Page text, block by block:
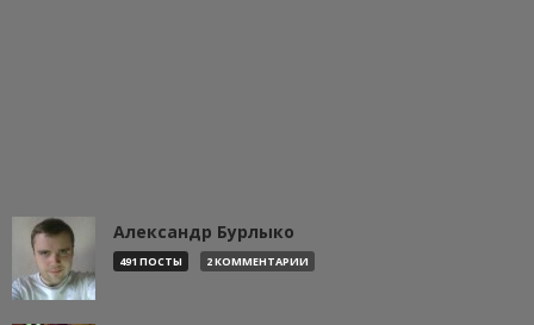
Александр Бурлыко
491 ПОСТЫ 2 КОММЕНТАРИИ